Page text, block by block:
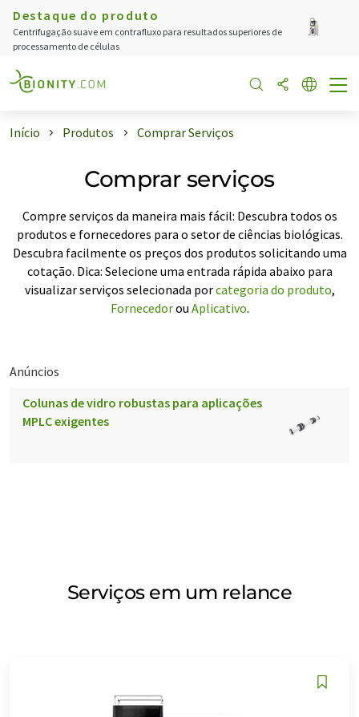
Destaque do produto
Centrifugação suave em contrafluxo para resultados superiores de
processamento de células
Início Produtos Comprar Serviços
Comprar serviços
Compre serviços da maneira mais fácil: Descubra todos os
produtos e fornecedores para o setor de ciências biológicas.
Descubra facilmente os preços dos produtos solicitando uma
cotação. Dica: Selecione uma entrada rápida abaixo para
visualizar serviços selecionada porcategoria do produto,
Fornecedorou Aplicativo.
Anúncios
Colunas de vidro robustas para aplicações
MPLC exigentes
Serviços em um relance